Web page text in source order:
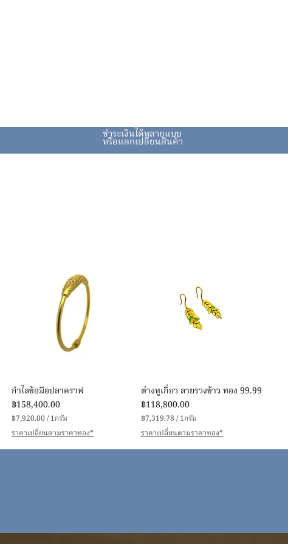
ชำระเงินได้หลายแบบ
หรือแลกเปลี่ยนสินค้า
ดูข้อมูลด่วน
กำไลข้อมือปลาคราฟ
ราคา
฿158,400.00
฿7,920.00/1กรัม
฿
7
,
1
ราคาเปลี่ยนตามราคาทอง*
ดูข้อมูลด่วน
ต่างหูเกี่ยว ลายรวงข้าว ทอง 99.99
ราคา
฿118,800.00
฿7,319.78 /1กรัม
฿
7
,
1
ราคาเปลี่ยนตามราคาทอง*